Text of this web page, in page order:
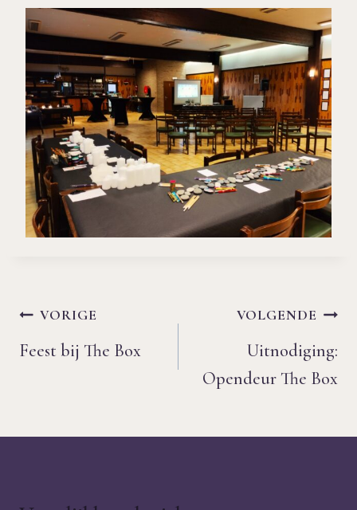
Bericht
navigatie
VORIGE
Feest bij The Box
VOLGENDE
Uitnodiging:
Opendeur The Box